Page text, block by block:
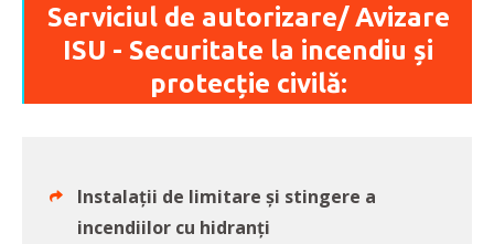
Serviciul de autorizare/ Avizare
ISU - Securitate la incendiu și
protecție civilă:
Instalații de limitare și stingere a
incendiilor cu hidranți